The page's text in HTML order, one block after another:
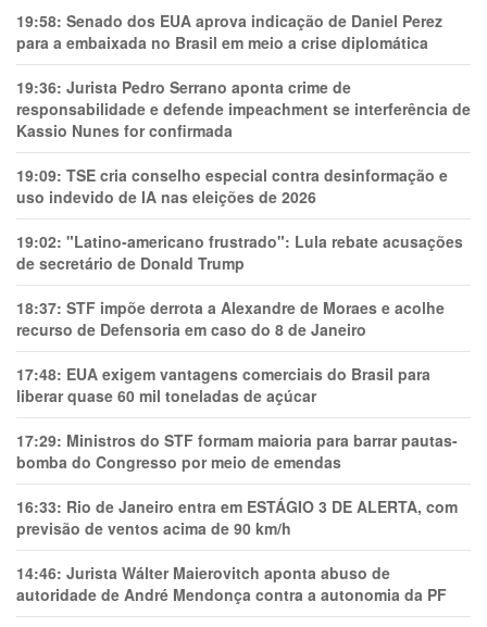
19:58: Senado dos EUA aprova indicação de Daniel Perez
para a embaixada no Brasil em meio a crise diplomática
19:36: Jurista Pedro Serrano aponta crime de
responsabilidade e defende impeachment se interferência de
Kassio Nunes for confirmada
19:09: TSE cria conselho especial contra desinformação e
uso indevido de IA nas eleições de 2026
19:02: "Latino-americano frustrado": Lula rebate acusações
de secretário de Donald Trump
18:37: STF impõe derrota a Alexandre de Moraes e acolhe
recurso de Defensoria em caso do 8 de Janeiro
17:48: EUA exigem vantagens comerciais do Brasil para
liberar quase 60 mil toneladas de açúcar
17:29: Ministros do STF formam maioria para barrar pautas-
bomba do Congresso por meio de emendas
16:33: Rio de Janeiro entra em ESTÁGIO 3 DE ALERTA, com
previsão de ventos acima de 90 km/h
14:46: Jurista Wálter Maierovitch aponta abuso de
autoridade de André Mendonça contra a autonomia da PF